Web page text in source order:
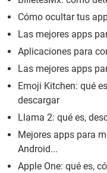
Cómo ocultar tus
Las mejores apps
Aplicaciones para
Las mejores apps
Emoji Kitchen: qué
descargar
Llama 2: qué es,
Mejores apps para
Android...
Apple One: qué es,